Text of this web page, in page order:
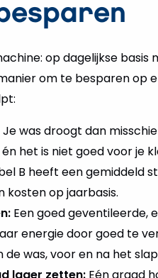
op dagelijkse basis
om te besparen op
Je was droogt dan
het is niet goed voor je
B heeft een gemiddeld
kosten op jaarbasis.
Een goed geventileerde,
energie door goed te
was, voor en na het